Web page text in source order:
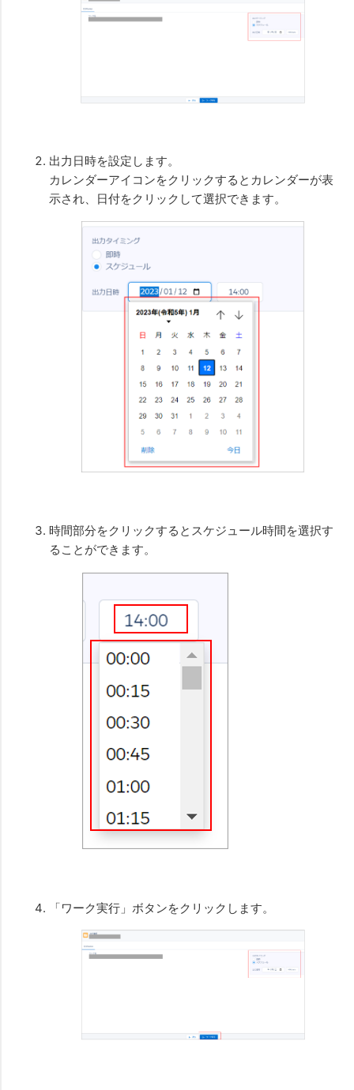
出力日時を設定します。
カレンダーアイコンをクリックするとカレンダーが表
示され、日付をクリックして選択できます。
時間部分をクリックするとスケジュール時間を選択す
ることができます。
「ワーク実行」ボタンをクリックします。